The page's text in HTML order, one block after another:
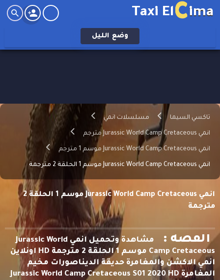
Taxi ElCima
وضع الليل
تاكسي السيما مسلسلات انمي
انمي Jurassic World Camp Cretaceous مترجم
انمي Jurassic World Camp Cretaceous موسم 1 مترجم
انمي Jurassic World Camp Cretaceous موسم 1 الحلقة 2 مترجمة
انمي Jurassic World Camp Cretaceous موسم 1 الحلقة 2
مترجمة
القصه :
مشاهدة وتحميل انمي Jurassic World
Camp Cretaceous موسم 1 الحلقة 2 مترجمة HD اونلاين
انمي الاكشن والمغامرة حديقة الديناصورات مخيم
المغامرة Jurassic World Camp Cretaceous S01 2020 HD